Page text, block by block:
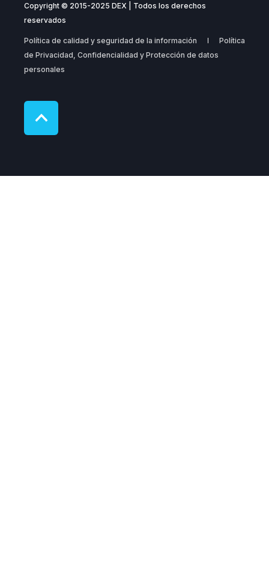
Copyright © 2015-2025 DEX | Todos los derechos
reservados
Política de calidad y seguridad de la información
Política
de Privacidad, Confidencialidad y Protección de datos
personales